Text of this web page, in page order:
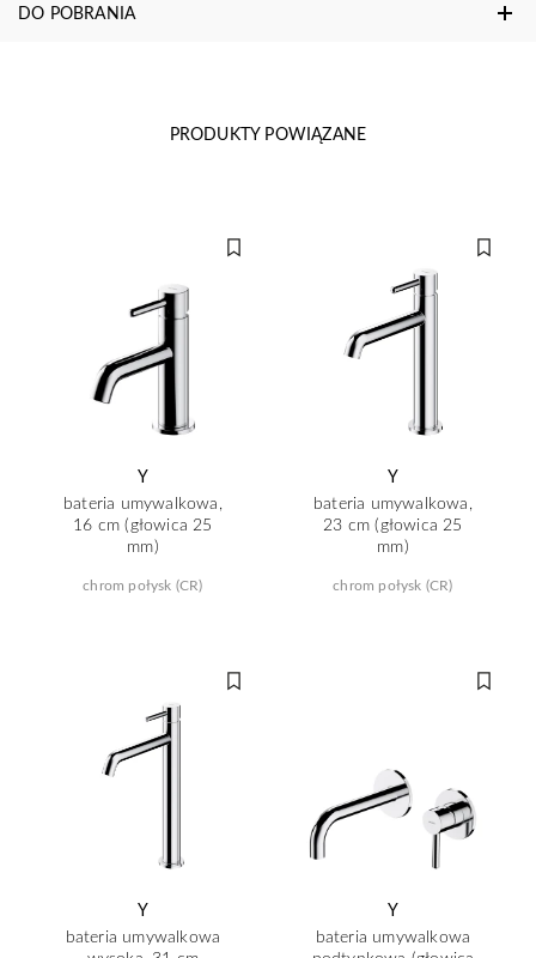
DO POBRANIA
PRODUKTY POWIĄZANE
Y
bateria umywalkowa,
16 cm (głowica 25
mm)
chrom połysk (CR)
Y
bateria umywalkowa,
23 cm (głowica 25
mm)
chrom połysk (CR)
Y
bateria umywalkowa
Y
bateria umywalkowa